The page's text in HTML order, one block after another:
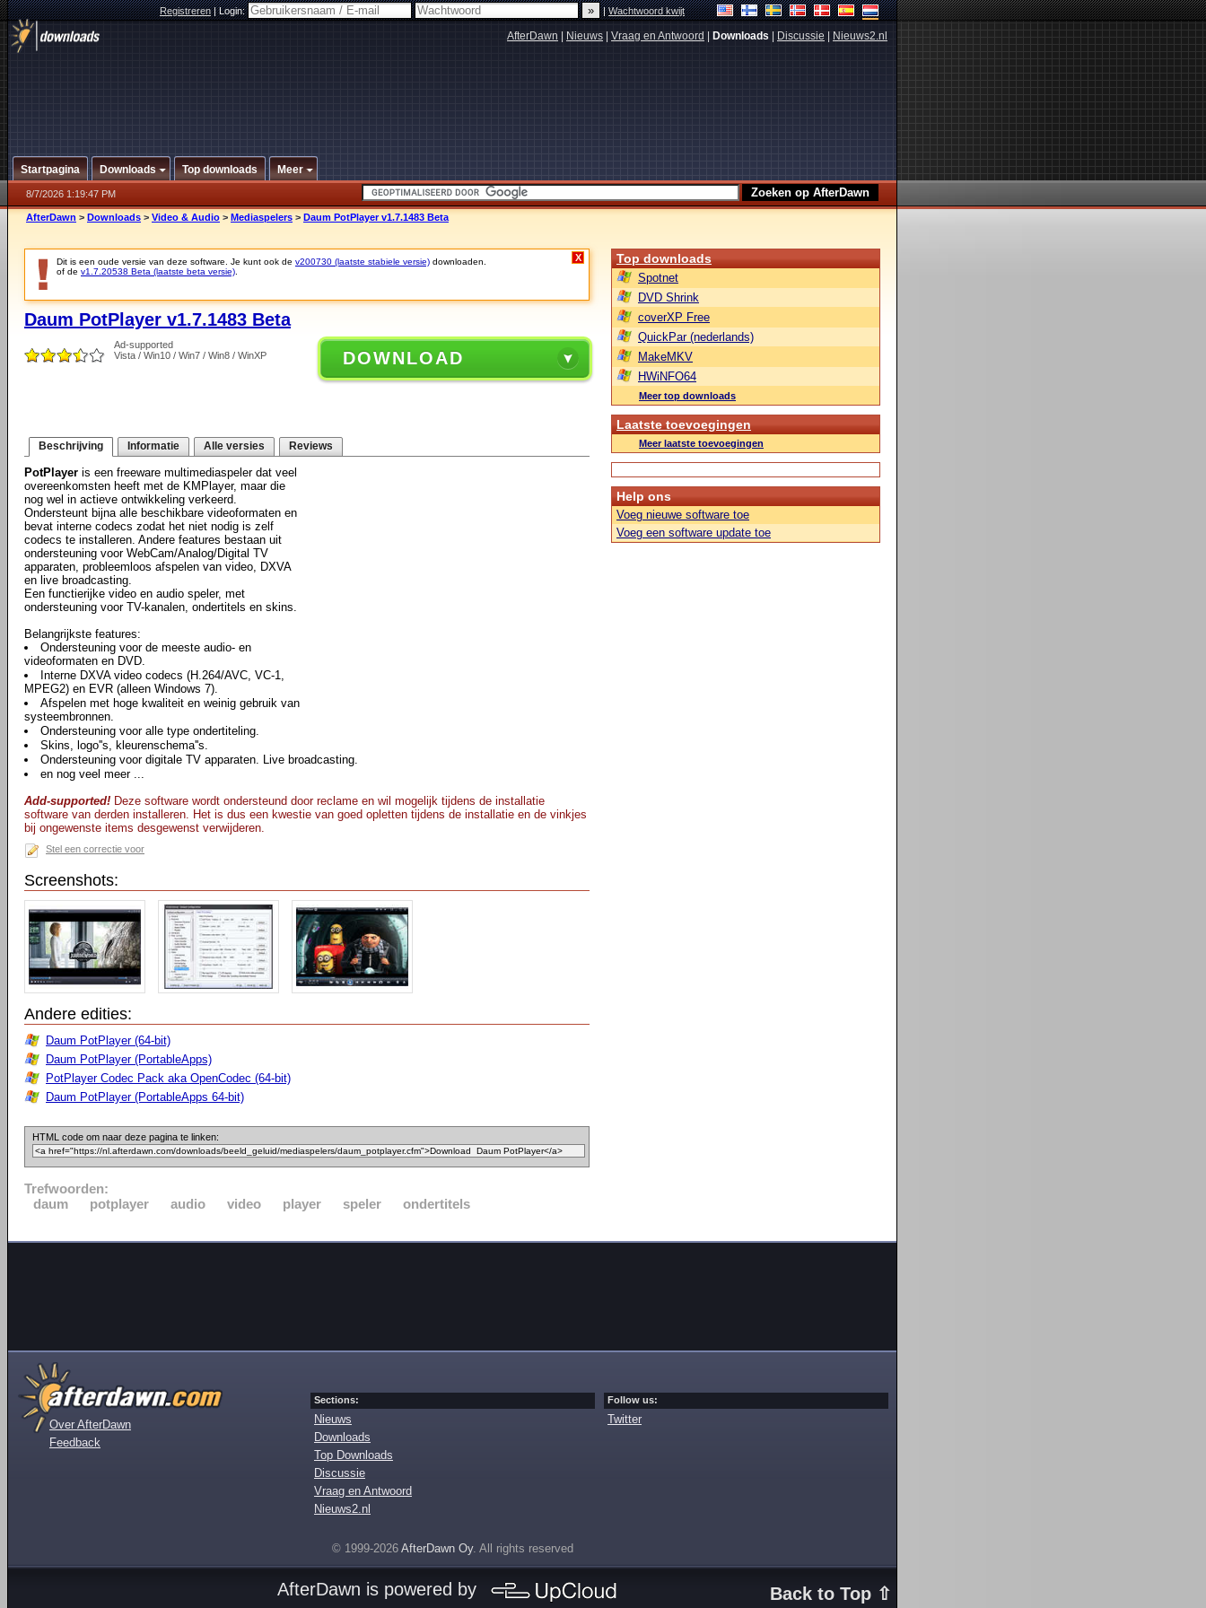
Registreren|Login: |Wachtwoord kwijt
AfterDawn Nieuws Vraag en Antwoord Downloads Discussie Nieuws2.nl
Startpagina Downloads Top downloads Meer
8/7/2026 1:19:47 PM
AfterDawn > Downloads > Video & Audio > Mediaspelers > Daum PotPlayer v1.7.1483 Beta
Dit is een oude versie van deze software. Je kunt ook de v200730 (laatste stabiele versie) downloaden.
of de v1.7.20538 Beta (laatste beta versie)
X
Daum PotPlayer v1.7.1483 Beta
Ad-supported
Vista / Win10 / Win7 / Win8 / WinXP
DOWNLOAD
Beschrijving Informatie Alle versies Reviews
PotPlayer is een freeware multimediaspeler dat veel
overeenkomsten heeft met de KMPlayer, maar die
nog wel in actieve ontwikkeling verkeerd.
Ondersteunt bijna alle beschikbare videoformaten en
bevat interne codecs zodat het niet nodig is zelf
codecs te installeren. Andere features bestaan uit
ondersteuning voor WebCam/Analog/Digital TV
apparaten, probleemloos afspelen van video, DXVA
en live broadcasting.
Een functierijke video en audio speler, met
ondersteuning voor TV-kanalen, ondertitels en skins.
Belangrijkste features:
Ondersteuning voor de meeste audio- en
videoformaten en DVD.
Interne DXVA video codecs (H.264/AVC, VC-1,
MPEG2) en EVR (alleen Windows 7).
Afspelen met hoge kwaliteit en weinig gebruik van
systeembronnen.
Ondersteuning voor alle type ondertiteling.
Skins, logo''s, kleurenschema''s.
Ondersteuning voor digitale TV apparaten. Live broadcasting.
en nog veel meer ...
Add-supported! Deze software wordt ondersteund door reclame en wil mogelijk tijdens de installatie
software van derden installeren. Het is dus een kwestie van goed opletten tijdens de installatie en de vinkjes
bij ongewenste items desgewenst verwijderen.
Stel een correctie voor
Screenshots:
Andere edities:
Daum PotPlayer (64-bit)
Daum PotPlayer (PortableApps)
PotPlayer Codec Pack aka OpenCodec (64-bit)
Daum PotPlayer (PortableApps 64-bit)
HTML code om naar deze pagina te linken:
Trefwoorden:
daum
potplayer audio video player speler ondertitels
Top downloads
Spotnet
DVD Shrink
coverXP Free
QuickPar (nederlands)
MakeMKV
HWiNFO64
Meer top downloads
Laatste toevoegingen
Meer laatste toevoegingen
Help ons
Voeg nieuwe software toe
Voeg een software update toe
Over AfterDawn
Feedback
Sections:
Nieuws
Downloads
Top Downloads
Discussie
Vraag en Antwoord
Nieuws2.nl
Follow us:
Twitter
© 1999-2026 AfterDawn Oy. All rights reserved
Back to Top ⇧
AfterDawn is powered by